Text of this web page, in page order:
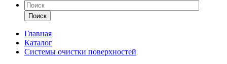
Поиск
Главная
Каталог
Системы очистки поверхностей